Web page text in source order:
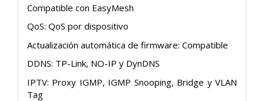
Compatible con EasyMesh
QoS: QoS por dispositivo
Actualización automática de firmware: Compatible
DDNS: TP-Link, NO-IP y DynDNS
IPTV: Proxy IGMP, IGMP Snooping, Bridge y VLAN
Tag